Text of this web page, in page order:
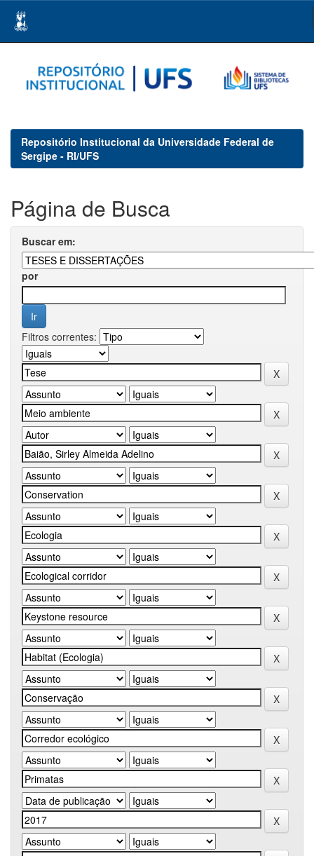
navigation
Repositório Institucional da Universidade Federal de
Sergipe - RI/UFS
Página de Busca
Buscar em:
por
Filtros correntes: